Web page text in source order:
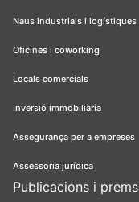
Naus industrials i logístiques
Oficines i coworking
Locals comercials
Inversió immobiliària
Assegurança per a empreses
Assessoria jurídica
Publicacions i